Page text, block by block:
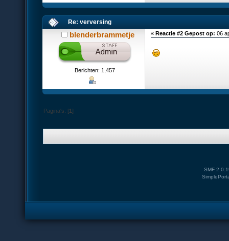
Re: verversing
blenderbrammetje
Berichten: 1,457
«Reactie #2 Gepost op: 06
Pagina's: [1]
SMF